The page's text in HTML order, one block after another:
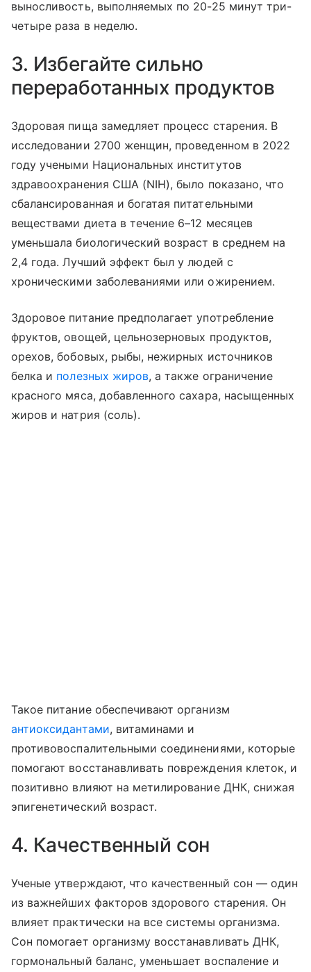
выносливость, выполняемых по 20-25 минут три-
четыре раза в неделю.
3. Избегайте сильно
переработанных продуктов
Здоровая пища замедляет процесс старения. В
исследовании 2700 женщин, проведенном в 2022
году учеными Национальных институтов
здравоохранения США (NIH), было показано, что
сбалансированная и богатая питательными
веществами диета в течение 6–12 месяцев
уменьшала биологический возраст в среднем на
2,4 года. Лучший эффект был у людей с
хроническими заболеваниями или ожирением.
Здоровое питание предполагает употребление
фруктов, овощей, цельнозерновых продуктов,
орехов, бобовых, рыбы, нежирных источников
белка и полезных жиров, а также ограничение
красного мяса, добавленного сахара, насыщенных
жиров и натрия (соль).
Такое питание обеспечивают организм
антиоксидантами, витаминами и
противовоспалительными соединениями, которые
помогают восстанавливать повреждения клеток, и
позитивно влияют на метилирование ДНК, снижая
эпигенетический возраст.
4. Качественный сон
Ученые утверждают, что качественный сон — один
из важнейших факторов здорового старения. Он
влияет практически на все системы организма.
Сон помогает организму восстанавливать ДНК,
гормональный баланс, уменьшает воспаление и